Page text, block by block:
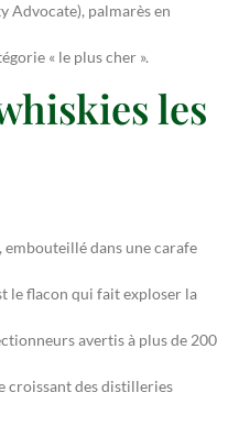
Advocate), palmarès en
« le plus cher ».
les
embouteillé dans une carafe
le flacon qui fait exploser la
avertis à plus de 200
croissant des distilleries